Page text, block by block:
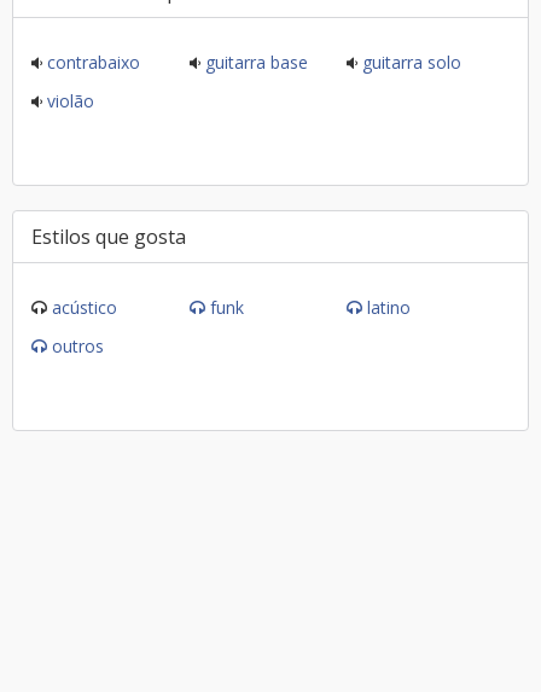
contrabaixo guitarra base
guitarra solo
violão
Estilos que gosta
acústico funk
latino
outros